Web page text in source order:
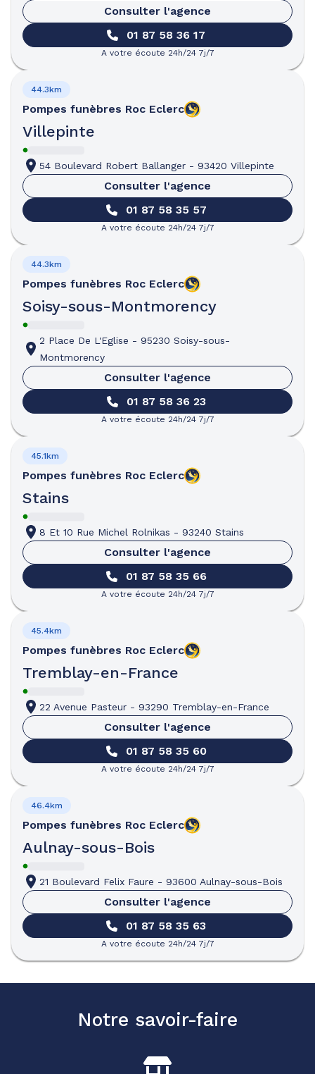
Consulter l'agence
01 87 58 36 17
A votre écoute 24h/24 7j/7
Pompes funèbres Roc Eclerc
Villepinte
44.3km
54 Boulevard Robert Ballanger - 93420 Villepinte
Consulter l'agence
01 87 58 35 57
A votre écoute 24h/24 7j/7
Pompes funèbres Roc Eclerc
Soisy-sous-Montmorency
44.3km
2 Place De L'Eglise - 95230 Soisy-sous-
Montmorency
Consulter l'agence
01 87 58 36 23
A votre écoute 24h/24 7j/7
Pompes funèbres Roc Eclerc
Stains
45.1km
8 Et 10 Rue Michel Rolnikas - 93240 Stains
Consulter l'agence
01 87 58 35 66
A votre écoute 24h/24 7j/7
Pompes funèbres Roc Eclerc
Tremblay-en-France
45.4km
22 Avenue Pasteur - 93290 Tremblay-en-France
Consulter l'agence
01 87 58 35 60
A votre écoute 24h/24 7j/7
Pompes funèbres Roc Eclerc
Aulnay-sous-Bois
46.4km
21 Boulevard Felix Faure - 93600 Aulnay-sous-Bois
Consulter l'agence
01 87 58 35 63
A votre écoute 24h/24 7j/7
Notre savoir-faire